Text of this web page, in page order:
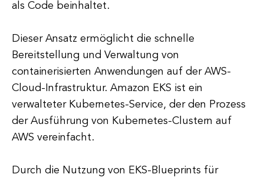
als Code beinhaltet.
Dieser Ansatz ermöglicht die schnelle
Bereitstellung und Verwaltung von
containerisierten Anwendungen auf der AWS-
Cloud-Infrastruktur. Amazon EKS ist ein
verwalteter Kubernetes-Service, der den Prozess
der Ausführung von Kubernetes-Clustern auf
AWS vereinfacht.
Durch die Nutzung von EKS-Blueprints für